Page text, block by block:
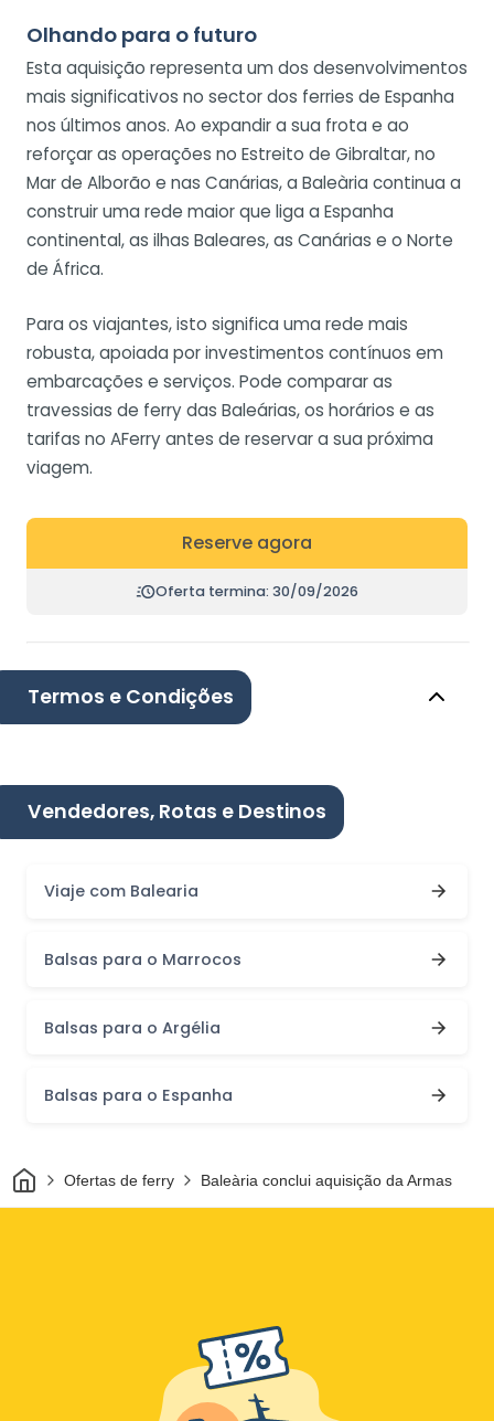
Olhando para o futuro
Esta aquisição representa um dos desenvolvimentos
mais significativos no sector dos ferries de Espanha
nos últimos anos. Ao expandir a sua frota e ao
reforçar as operações no Estreito de Gibraltar, no
Mar de Alborão e nas Canárias, a Baleària continua a
construir uma rede maior que liga a Espanha
continental, as ilhas Baleares, as Canárias e o Norte
de África.
Para os viajantes, isto significa uma rede mais
robusta, apoiada por investimentos contínuos em
embarcações e serviços. Pode comparar as
travessias de ferry das Baleárias, os horários e as
tarifas no AFerry antes de reservar a sua próxima
viagem.
Reserve agora
Oferta termina: 30/09/2026
Termos e Condições
Vendedores, Rotas e Destinos
Viaje com Balearia
Balsas para o Marrocos
Balsas para o Argélia
Balsas para o Espanha
CasaOfertas de ferry Baleària conclui aquisição da Armas